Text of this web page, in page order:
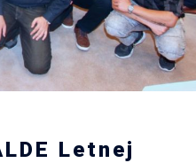
Letnej